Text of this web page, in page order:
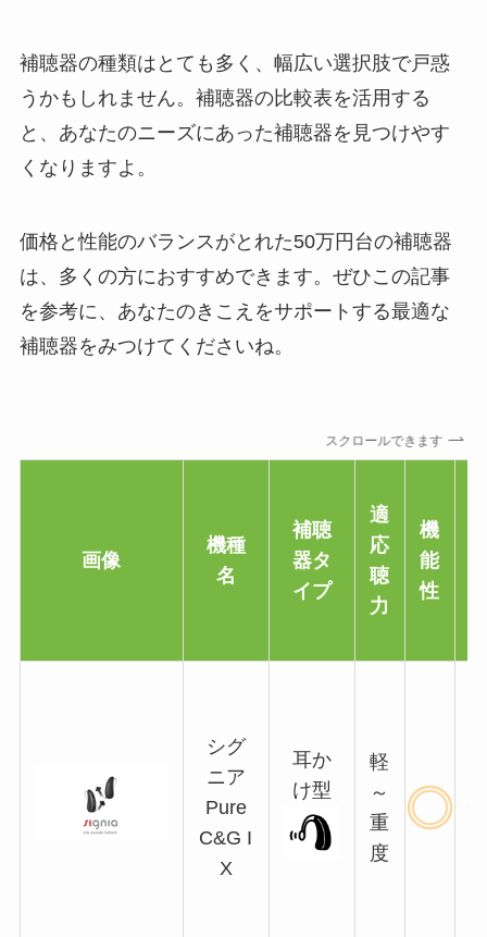
補聴器の種類はとても多く、幅広い選択肢で戸惑
うかもしれません。補聴器の比較表を活用する
と、あなたのニーズにあった補聴器を見つけやす
くなりますよ。
価格と性能のバランスがとれた50万円台の補聴器
は、多くの方におすすめできます。ぜひこの記事
を参考に、あなたのきこえをサポートする最適な
補聴器をみつけてくださいね。
スクロールできます
画像
機種
名
補聴
器タ
イプ
適
応
聴
力
機
能
性
シグ
ニア
Pure
C&G I
X
耳か
け型
軽
～
重
度